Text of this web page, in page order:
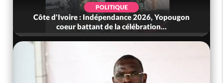
POLITIQUE
Côte d'Ivoire : Indépendance 2026, Yopougon
coeur battant de la célébration...